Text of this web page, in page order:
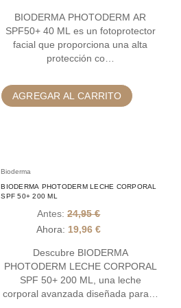
BIODERMA PHOTODERM AR
SPF50+ 40 ML es un fotoprotector
facial que proporciona una alta
protección co…
AGREGAR AL CARRITO
Bioderma
BIODERMA PHOTODERM LECHE CORPORAL
SPF 50+ 200 ML
Antes: 24,95 €
Ahora: 19,96 €
Descubre BIODERMA
PHOTODERM LECHE CORPORAL
SPF 50+ 200 ML, una leche
corporal avanzada diseñada para…